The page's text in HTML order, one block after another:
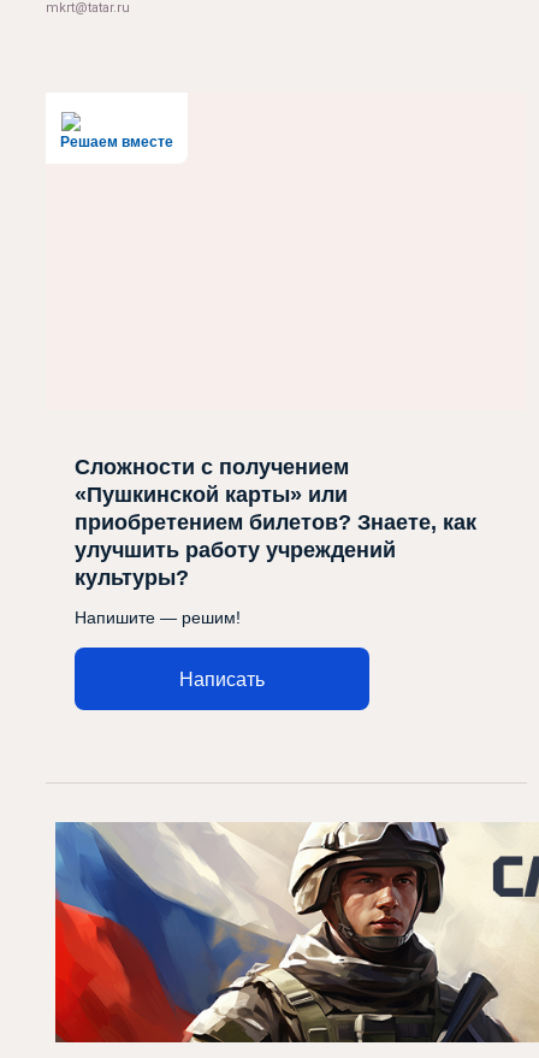
mkrt@tatar.ru
Решаем вместе
Сложности с получением
«Пушкинской карты» или
приобретением билетов? Знаете, как
улучшить работу учреждений
культуры?
Напишите — решим!
Написать